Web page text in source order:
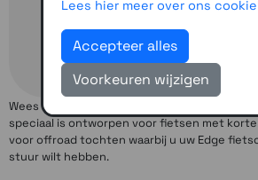
Wees voorbereid op elk terrein met deze
speciaal is ontworpen voor fietsen met
voor offroad tochten waarbij u uw Edge
stuur wilt hebben.
Lees hier meer over ons
Accepteer alles
Voorkeuren wijzigen